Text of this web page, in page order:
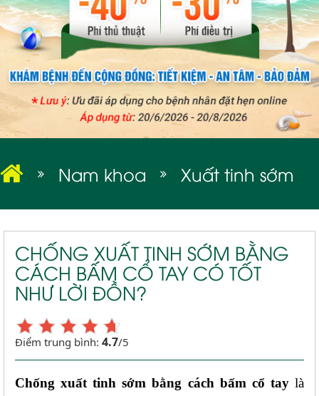
Nam khoa Xuất tinh sớm
CHỐNG XUẤT TINH SỚM BẰNG
CÁCH BẤM CỔ TAY CÓ TỐT
NHƯ LỜI ĐỒN?
Điểm trung bình: 4.7/5
Chống xuất tinh sớm bằng cách bấm cổ tay là